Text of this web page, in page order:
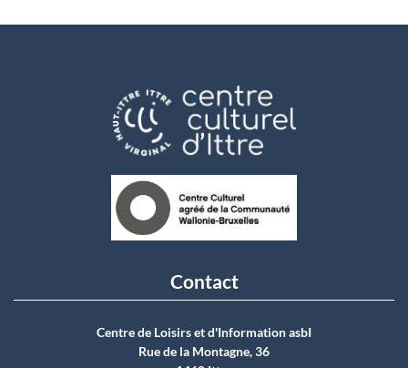
Contact
Centre de Loisirs et d'Information asbI
Rue de la Montagne, 36